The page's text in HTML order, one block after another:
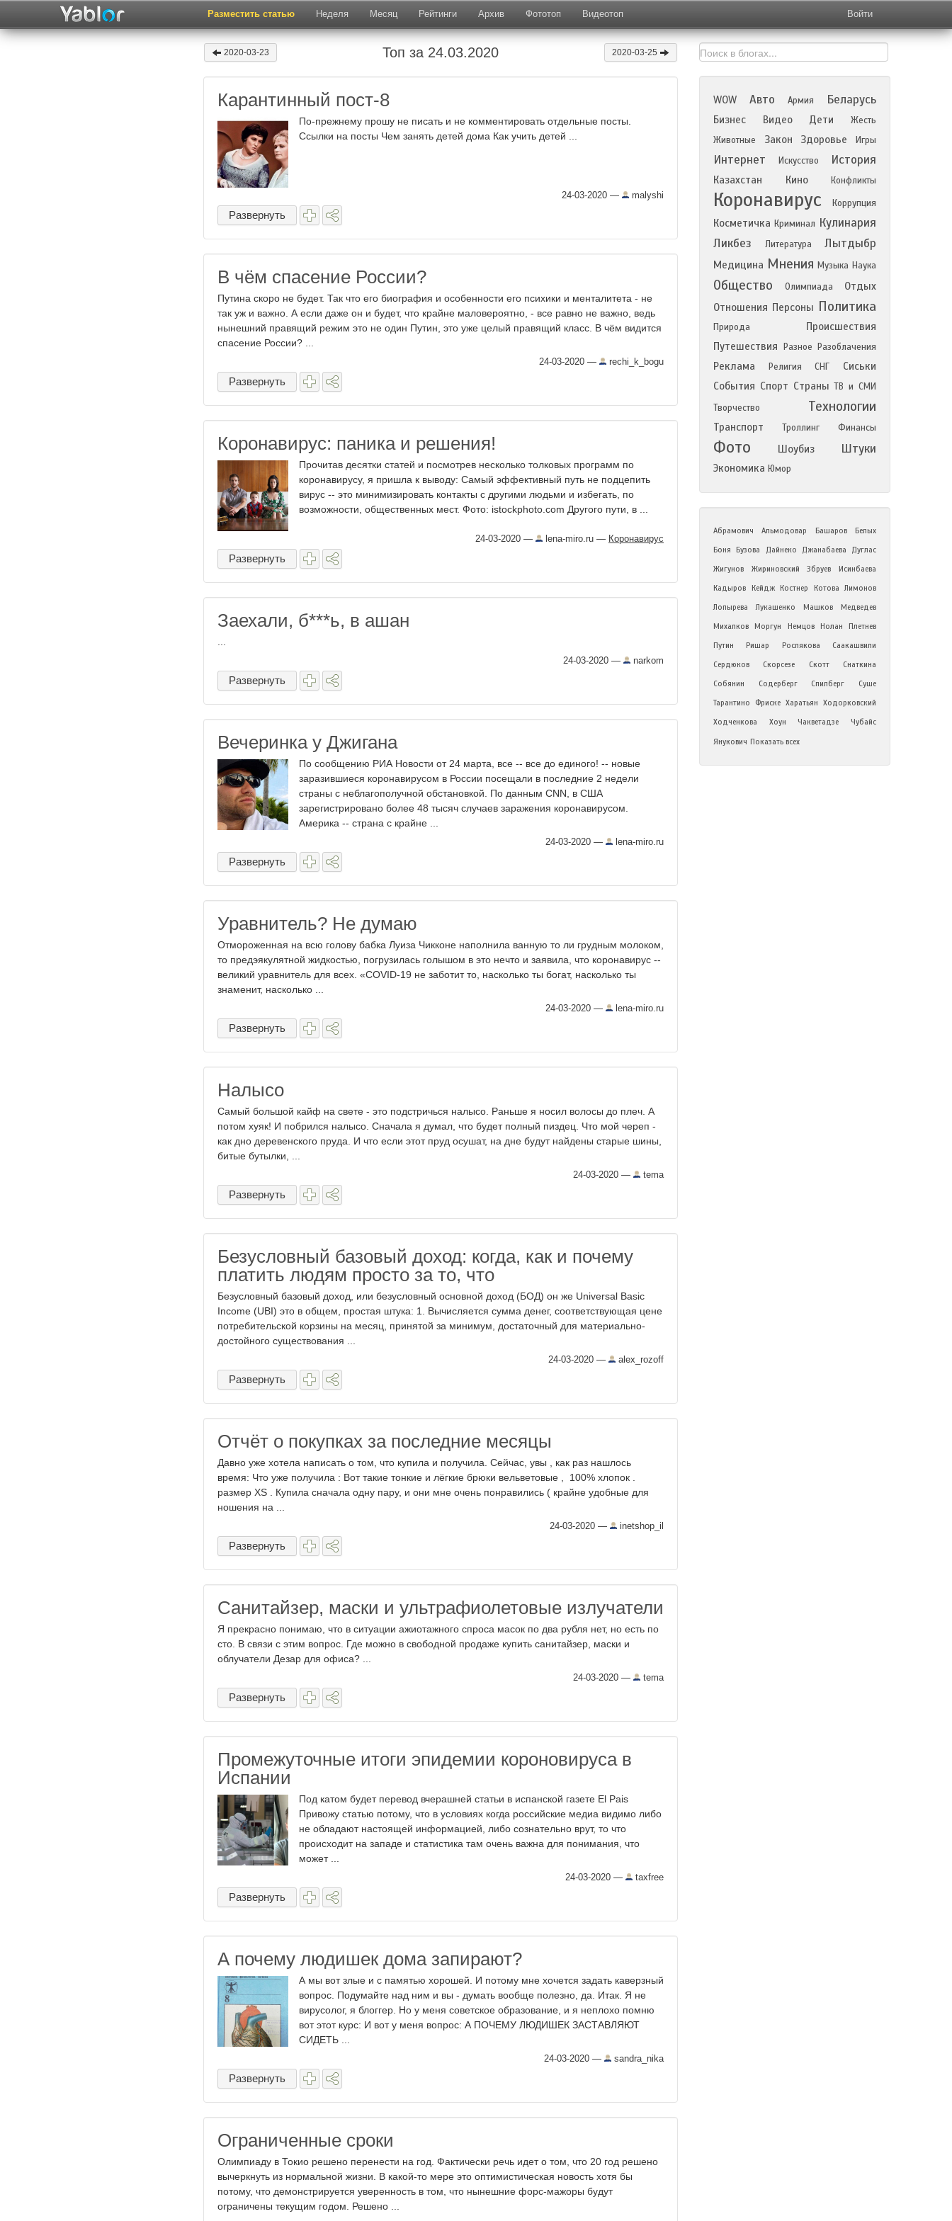
Разместить статью Неделя Месяц Рейтинги Архив Фототоп Видеотоп Войти
2020-03-23 Топ за 24.03.2020 2020-03-25
Карантинный пост-8
По-прежнему прошу не писать и не комментировать отдельные посты.
Ссылки на посты Чем занять детей дома Как учить детей ...
24-03-2020 — malyshi
Развернуть
В чём спасение России?
Путина скоро не будет. Так что его биография и особенности его психики и менталитета - не
так уж и важно. А если даже он и будет, что крайне маловероятно, - все равно не важно, ведь
нынешний правящий режим это не один Путин, это уже целый правящий класс. В чём видится
спасение России? ...
24-03-2020 — rechi_k_bogu
Развернуть
Коронавирус: паника и решения!
Прочитав десятки статей и посмотрев несколько толковых программ по
коронавирусу, я пришла к выводу: Самый эффективный путь не подцепить
вирус -- это минимизировать контакты с другими людьми и избегать, по
возможности, общественных мест. Фото: istockphoto.com Другого пути, в ...
24-03-2020 — lena-miro.ru — Коронавирус
Развернуть
Заехали, б​***ь, в ашан
24-03-2020 — narkom
Развернуть
Вечеринка у Джигана
По сообщению РИА Новости от 24 марта, все -- все до единого! -- новые
заразившиеся коронавирусом в России посещали в последние 2 недели
страны с неблагополучной обстановкой. По данным CNN, в США
зарегистрировано более 48 тысяч случаев заражения коронавирусом.
Америка -- страна с крайне ...
24-03-2020 — lena-miro.ru
Развернуть
Уравнитель? Не думаю
Отмороженная на всю голову бабка Луиза Чикконе наполнила ванную то ли грудным молоком,
то предэякулятной жидкостью, погрузилась голышом в это нечто и заявила, что коронавирус --
великий уравнитель для всех. «COVID-19 не заботит то, насколько ты богат, насколько ты
знаменит, насколько ...
24-03-2020 — lena-miro.ru
Развернуть
Налысо
Самый большой кайф на свете - это подстричься налысо. Раньше я носил волосы до плеч. А
потом хуяк! И побрился налысо. Сначала я думал, что будет полный пиздец. Что мой череп -
как дно деревенского пруда. И что если этот пруд осушат, на дне будут найдены старые шины,
битые бутылки, ...
24-03-2020 — tema
Развернуть
Безусловный базовый доход: когда, как и почему
платить людям просто за то, что
Безусловный базовый доход, или безусловный основной доход (БОД) он же Universal Basic
Income (UBI) это в общем, простая штука: 1. Вычисляется сумма денег, соответствующая цене
потребительской корзины на месяц, принятой за минимум, достаточный для материально-
достойного существования ...
24-03-2020 — alex_rozoff
Развернуть
Отчёт о покупках за последние месяцы
Давно уже хотела написать о том, что купила и получила. Сейчас, увы , как раз нашлось
время: Что уже получила : Вот такие тонкие и лёгкие брюки вельветовые , 100% хлопок .
размер XS . Купила сначала одну пару, и они мне очень понравились ( крайне удобные для
ношения на ...
24-03-2020 — inetshop_il
Развернуть
Санитайзер, маски и ультрафиолетовые излучатели
Я прекрасно понимаю, что в ситуации ажиотажного спроса масок по два рубля нет, но есть по
сто. В связи с этим вопрос. Где можно в свободной продаже купить санитайзер, маски и
облучатели Дезар для офиса? ...
24-03-2020 — tema
Развернуть
Промежуточные итоги эпидемии короновируса в
Испании
Под катом будет перевод вчерашней статьи в испанской газете El Pais
Привожу статью потому, что в условиях когда российские медиа видимо либо
не обладают настоящей информацией, либо сознательно врут, то что
происходит на западе и статистика там очень важна для понимания, что
может ...
24-03-2020 — taxfree
Развернуть
А почему людишек дома запирают?
А мы вот злые и с памятью хорошей. И потому мне хочется задать каверзный
вопрос. Подумайте над ним и вы - думать вообще полезно, да. Итак. Я не
вирусолог, я блоггер. Но у меня советское образование, и я неплохо помню
вот этот курс: И вот у меня вопрос: А ПОЧЕМУ ЛЮДИШЕК ЗАСТАВЛЯЮТ
СИДЕТЬ ...
24-03-2020 — sandra_nika
Развернуть
Ограниченные сроки
Олимпиаду в Токио решено перенести на год. Фактически речь идет о том, что 20 год решено
вычеркнуть из нормальной жизни. В какой-то мере это оптимистическая новость хотя бы
потому, что демонстрируется уверенность в том, что нынешние форс-мажоры будут
ограничены текущим годом. Решено ...
WOW Авто Армия Беларусь
Бизнес Видео Дети
Жесть
Животные
Закон Здоровье Игры
Интернет Искусство История
Казахстан Кино Конфликты
Коронавирус Коррупция
Косметичка Криминал Кулинария
Ликбез
Литература Лытдыбр
Медицина Мнения Музыка Наука
Общество Олимпиада
Отдых
Отношения Персоны Политика
Природа
Происшествия
Путешествия
Разное Разоблачения
Реклама Религия СНГ
Сиськи
События Спорт Страны ТВ и СМИ
Творчество
Технологии
Транспорт Троллинг Финансы
Фото Шоубиз Штуки
Экономика Юмор
Абрамович Альмодовар Башаров
Белых
Боня
Бузова Дайнеко Джанабаева
Дуглас
Жигунов
Жириновский Збруев
Исинбаева
Кадыров
Кейдж Костнер Котова Лимонов
Лопырева
Лукашенко Машков
Медведев
Михалков
Моргун Немцов Нолан
Плетнев
Путин
Ришар Рослякова
Саакашвили
Сердюков
Скорсезе Скотт
Снаткина
Собянин
Содерберг Спилберг
Суше
Тарантино
Фриске Харатьян Ходорковский
Ходченкова
Хоун Чакветадзе
Чубайс
Янукович Показать всех